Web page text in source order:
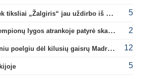
A. Tapinas atskleidė, kiek tiksliai „Žalgiris“ jau uždirbo iš UEFA premijų 5
V. Dambrausko ekipa Čempionų lygos atrankoje patyrė skaudžią nesėkmę 2
L. Messi pasižymėjo kilniu poelgiu dėl kilusių gaisrų Madride 12
5